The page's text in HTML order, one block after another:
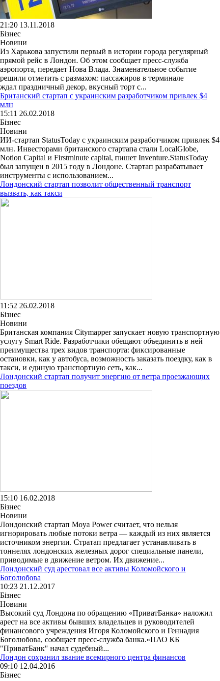
21:20 13.11.2018
Бізнес
Новини
Из Харькова запустили первый в истории города регулярный
прямой рейс в Лондон. Об этом сообщает пресс-служба
аэропорта, передает Нова Влада. Знаменательное событие
решили отметить с размахом: пассажиров в терминале
ждал праздничный декор, вкусный торт с...
Британский стартап с украинским разработчиком привлек $4
млн
15:11 26.02.2018
Бізнес
Новини
ИИ-стартап StatusToday с украинским разработчиком привлек $4
млн. Инвесторами британского стартапа стали LocalGlobe,
Notion Capital и Firstminute capital, пишет Inventure.StatusToday
был запущен в 2015 году в Лондоне. Стартап разрабатывает
инструменты с использованием...
Лондонский стартап позволит общественный транспорт
вызвать, как такси
11:52 26.02.2018
Бізнес
Новини
Британская компания Citymapper запускает новую транспортную
услугу Smart Ride. Разработчики обещают объединить в ней
преимущества трех видов транспорта: фиксированные
остановки, как у автобуса, возможность заказать поездку, как в
такси, и единую транспортную сеть, как...
Лондонский стартап получит энергию от ветра проезжающих
поездов
15:10 16.02.2018
Бізнес
Новини
Лондонский стартап Moya Power считает, что нельзя
игнорировать любые потоки ветра — каждый из них является
источником энергии. Стратап предлагает устанавливать в
тоннелях лондонских железных дорог специальные панели,
приводимые в движение ветром. Их движение...
Лондонский суд арестовал все активы Коломойского и
Боголюбова
10:23 21.12.2017
Бізнес
Новини
Высокий суд Лондона по обращению «ПриватБанка» наложил
арест на все активы бывших владельцев и руководителей
финансового учреждения Игоря Коломойского и Геннадия
Боголюбова, сообщает пресс-служба банка.«ПАО КБ
"ПриватБанк" начал судебный...
Лондон сохранил звание всемирного центра финансов
09:10 12.04.2016
Бізнес